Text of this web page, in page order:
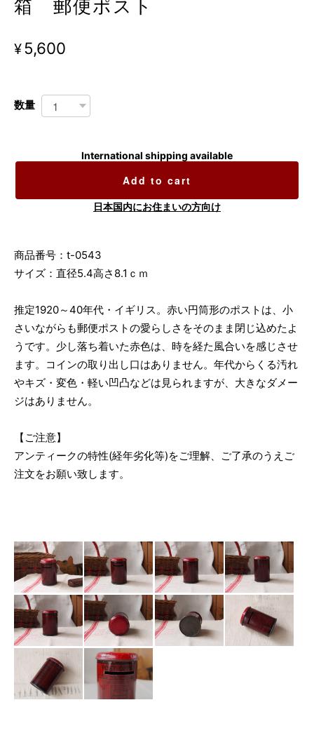
箱 郵便ポスト
¥5,600
数量
International shipping available
Add to cart
日本国内にお住まいの方向け
商品番号：t-0543
サイズ：直径5.4高さ8.1ｃｍ
推定1920～40年代・イギリス。赤い円筒形のポストは、小
さいながらも郵便ポストの愛らしさをそのまま閉じ込めたよ
うです。少し落ち着いた赤色は、時を経た風合いを感じさせ
ます。コインの取り出し口はありません。年代からくる汚れ
やキズ・変色・軽い凹凸などは見られますが、大きなダメー
ジはありません。
【ご注意】
アンティークの特性(経年劣化等)をご理解、ご了承のうえご
注文をお願い致します。